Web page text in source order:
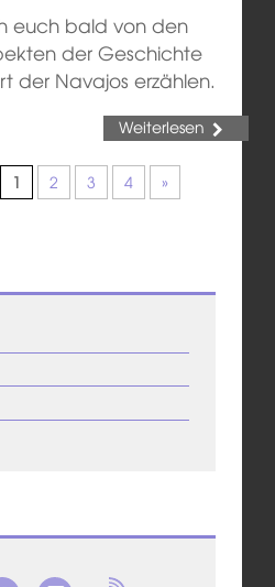
euch bald von den
der Geschichte
der Navajos erzählen.
Weiterlesen
1 2 3 4 »